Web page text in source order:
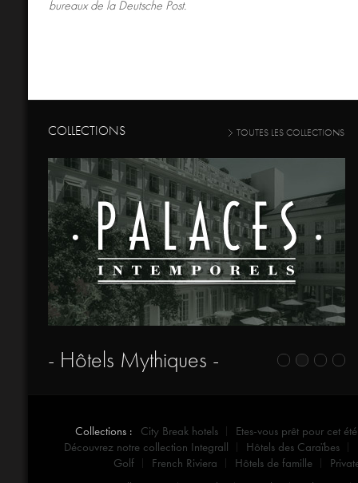
bureaux de la Deutsche Post.
COLLECTIONS TOUTES LES COLLECTIONS
- Hôtels Mythiques -
Collections : City Break hotels
Etes-vous prêt pour cet été
Découvrez notre collection Integrall
Hôtels des Caraïbes
Golf
French Riviera Hôtels de famille